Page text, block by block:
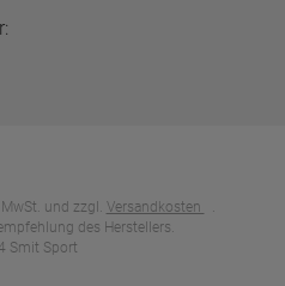
und zzgl. Versandkosten .
des Herstellers.
Smit Sport